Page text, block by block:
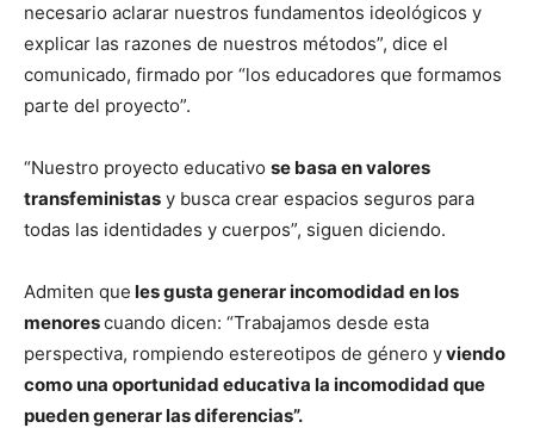
necesario aclarar nuestros fundamentos ideológicos y
explicar las razones de nuestros métodos”, dice el
comunicado, firmado por “los educadores que formamos
parte del proyecto”.
“Nuestro proyecto educativo se basa en valores
transfeministas y busca crear espacios seguros para
todas las identidades y cuerpos”, siguen diciendo.
Admiten que les gusta generar incomodidad en los
menorescuando dicen: “Trabajamos desde esta
perspectiva, rompiendo estereotipos de género yviendo
como una oportunidad educativa la incomodidad que
pueden generar las diferencias”.